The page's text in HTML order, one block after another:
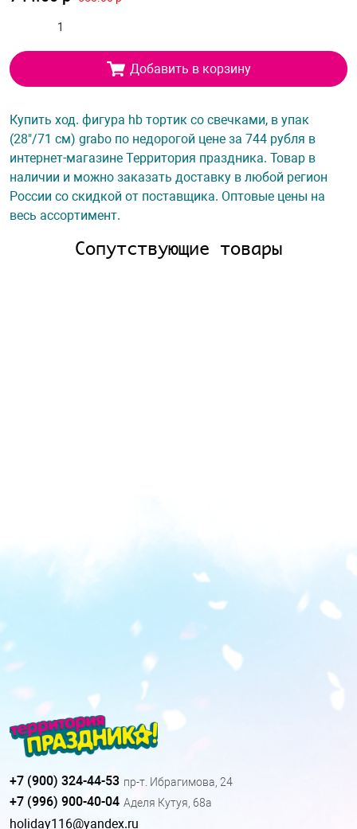
Добавить в корзину
Купить ход. фигура hb тортик со свечками, в упак
(28"/71 см) grabo по недорогой цене за 744 рубля в
интернет-магазине Территория праздника. Товар в
наличии и можно заказать доставку в любой регион
России со скидкой от поставщика. Оптовые цены на
весь ассортимент.
Сопутствующие товары
+7 (900) 324-44-53 пр-т. Ибрагимова, 24
+7 (996) 900-40-04 Аделя Кутуя, 68а
holiday116@yandex.ru